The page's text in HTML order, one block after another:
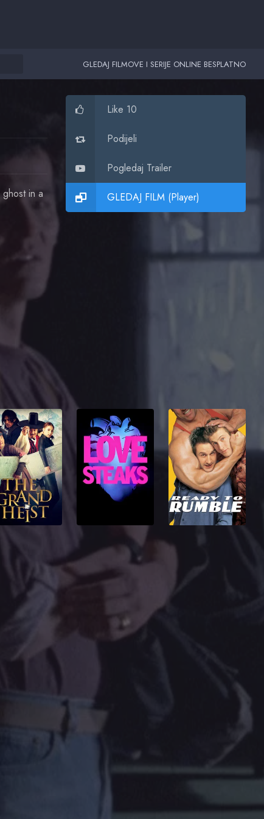
GLEDAJ FILMOVE I SERIJE ONLINE BESPLATNO
in a
Like 10
Podijeli
Pogledaj Trailer
GLEDAJ FILM (Player)